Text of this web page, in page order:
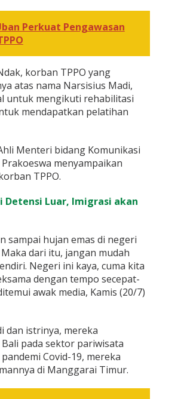
Perkuat Pengawasan
korban TPPO yang
atas nama Narsisius Madi,
untuk mengikuti rehabilitasi
mendapatkan pelatihan
Menteri bidang Komunikasi
menyampaikan
TPPO.
Detensi Luar, Imigrasi akan
sampai hujan emas di negeri
dari itu, jangan mudah
Negeri ini kaya, cuma kita
dengan tempo secepat-
awak media, Kamis (20/7)
dan istrinya, mereka
pada sektor pariwisata
Covid-19, mereka
di Manggarai Timur.
Program Turun Tangan Air Bersih
di Bandar Pusaka